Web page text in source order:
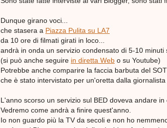
Dunque girano voci...
che stasera a Piazza Pulita su LA7
da 10 ore di filmati girati in loco...
andrà in onda un servizio condensato di 5-10 minuti
(si può anche seguire in diretta Web o su Youtube)
Potrebbe anche comparire la faccia barbuta del
che è stato intervistato per un'oretta dalla giornalista
L'anno scorso un servizio sul BED doveva andare in
Vedremo come andrà a finire quest'anno.
Io non guardo più la TV da secoli e non ho nemmeno